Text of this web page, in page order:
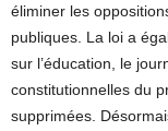
éliminer les
publiques. La loi a
sur l’éducation, le
constitutionnelles du
supprimées.